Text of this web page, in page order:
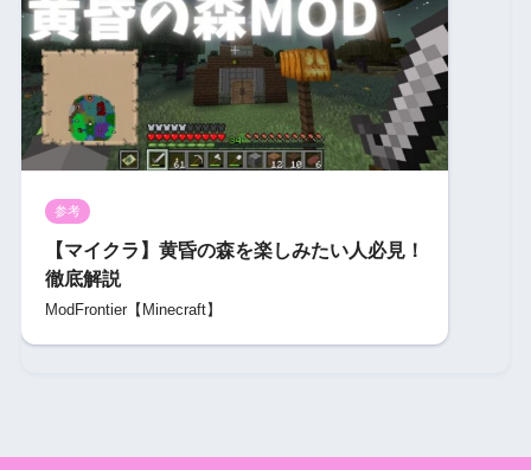
参考
【マイクラ】黄昏の森を楽しみたい人必見！
徹底解説
ModFrontier【Minecraft】